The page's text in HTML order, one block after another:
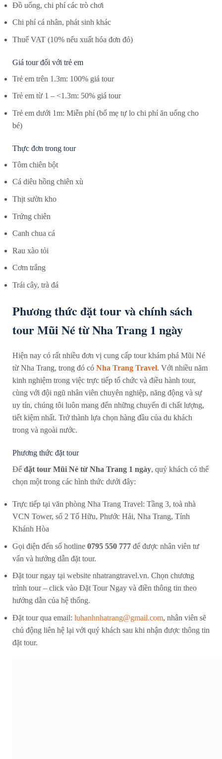
Đồ uống, chi phí các trò chơi
Chi phí cá nhân, phát sinh khác
Thuế VAT (10% nếu xuất hóa đơn đỏ)
Giá tour đối với trẻ em
Trẻ em trên 1.3m: 100% giá tour
Trẻ em từ 1 – <1.3m: 50% giá tour
Trẻ em dưới 1m: Miễn phí (bố mẹ tự lo chi phí ăn uống cho
bé)
Thực đơn trong tour
Tôm chiên bột
Cá diêu hồng chiên xù
Thịt sườn kho
Trứng chiên
Canh chua cá
Rau xào tỏi
Cơm trắng
Trái cây, trà đá
Phương thức đặt tour và chính sách
tour Mũi Né từ Nha Trang 1 ngày
Hiện nay có rất nhiều đơn vị cung cấp tour khám phá Mũi Né
từ Nha Trang, trong đó có Nha Trang Travel. Với nhiều năm
kinh nghiệm trong việc trực tiếp tổ chức và điều hành tour,
cùng với đội ngũ nhân viên chuyên nghiệp, năng động và sự
uy tín, chúng tôi luôn mang đến những chuyến đi chất lượng,
tiết kiệm nhất. Trở thành lựa chọn hàng đầu của du khách
trong và ngoài nước.
Phương thức đặt tour
Để đặt tour Mũi Né từ Nha Trang 1 ngày, quý khách có thể
chọn một trong các hình thức dưới đây:
Trực tiếp tại văn phòng Nha Trang Travel: Tầng 3, toà nhà
VCN Tower, số 2 Tố Hữu, Phước Hải, Nha Trang, Tỉnh
Khánh Hòa
Gọi điện đến số hotline 0795 550 777 để được nhân viên tư
vấn và hướng dẫn đặt tour.
Đặt tour ngay tại website nhatrangtravel.vn. Chọn chương
trình tour – click vào Đặt Tour Ngay và điền thông tin theo
hướng dẫn của hệ thống.
Đặt tour qua email: luhanhnhatrang@gmail.com, nhân viên sẽ
chủ động liên hệ lại với quý khách sau khi nhận được thông tin
đặt tour.